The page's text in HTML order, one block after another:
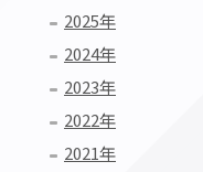
2025年
2024年
2023年
2022年
2021年